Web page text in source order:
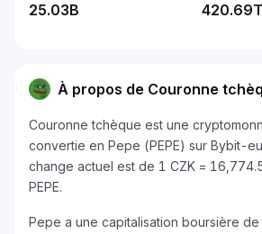
25.03B 420.69T
À propos de Couronne
Couronne tchèque est une
convertie en Pepe (PEPE) sur Bybit-
change actuel est de 1 CZK =
PEPE.
Pepe a une capitalisation boursière